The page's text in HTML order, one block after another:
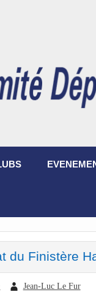
du Finistère
Jean-Luc Le Fur